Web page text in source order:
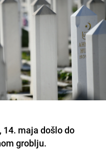
14. maja došlo do
groblju.